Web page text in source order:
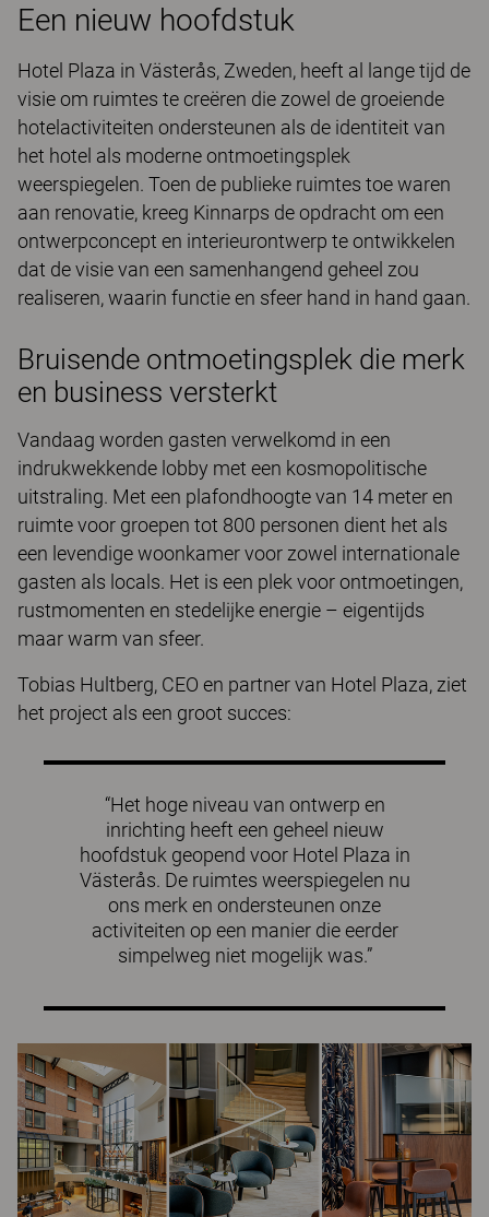
Een nieuw hoofdstuk
Hotel Plaza in Västerås, Zweden, heeft al lange tijd de
visie om ruimtes te creëren die zowel de groeiende
hotelactiviteiten ondersteunen als de identiteit van
het hotel als moderne ontmoetingsplek
weerspiegelen. Toen de publieke ruimtes toe waren
aan renovatie, kreeg Kinnarps de opdracht om een
ontwerpconcept en interieurontwerp te ontwikkelen
dat de visie van een samenhangend geheel zou
realiseren, waarin functie en sfeer hand in hand gaan.
Bruisende ontmoetingsplek die merk
en business versterkt
Vandaag worden gasten verwelkomd in een
indrukwekkende lobby met een kosmopolitische
uitstraling. Met een plafondhoogte van 14 meter en
ruimte voor groepen tot 800 personen dient het als
een levendige woonkamer voor zowel internationale
gasten als locals. Het is een plek voor ontmoetingen,
rustmomenten en stedelijke energie – eigentijds
maar warm van sfeer.
Tobias Hultberg, CEO en partner van Hotel Plaza, ziet
het project als een groot succes:
“Het hoge niveau van ontwerp en
inrichting heeft een geheel nieuw
hoofdstuk geopend voor Hotel Plaza in
Västerås. De ruimtes weerspiegelen nu
ons merk en ondersteunen onze
activiteiten op een manier die eerder
simpelweg niet mogelijk was.”